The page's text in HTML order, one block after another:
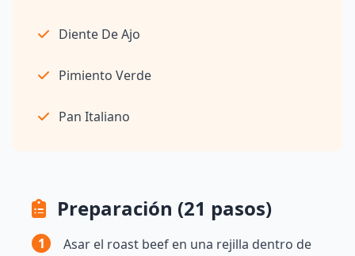
Diente De Ajo
Pimiento Verde
Pan Italiano
Preparación (21 pasos)
1
Asar el roast beef en una rejilla dentro de